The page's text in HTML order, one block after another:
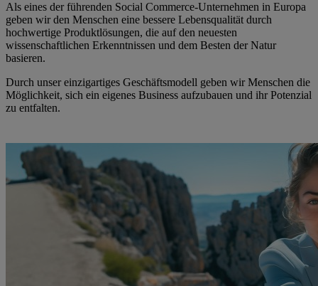
Als eines der führenden Social Commerce-Unternehmen in Europa
geben wir den Menschen eine bessere Lebensqualität durch
hochwertige Produktlösungen, die auf den neuesten
wissenschaftlichen Erkenntnissen und dem Besten der Natur
basieren.
Durch unser einzigartiges Geschäftsmodell geben wir Menschen die
Möglichkeit, sich ein eigenes Business aufzubauen und ihr Potenzial
zu entfalten.